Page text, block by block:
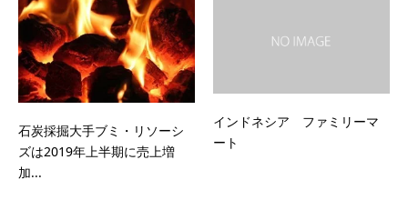
石炭採掘大手ブミ・リソーシ
ズは2019年上半期に売上増
加...
インドネシア ファミリーマ
ート